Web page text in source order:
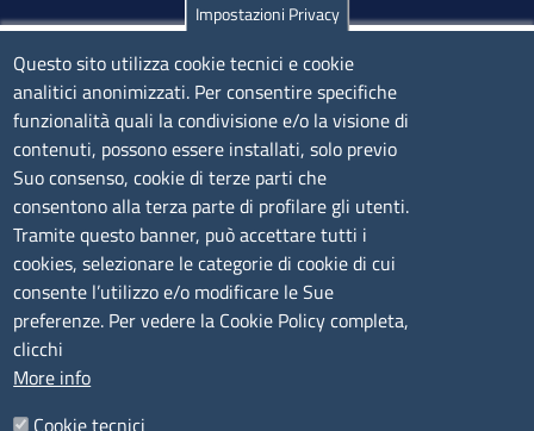
Olbia
Via Nanni 43 - 07026 Olbia
Tel. 0789 66122 | 0789 69580
mail:ufficio.olbia@ss.camcom.it
lunedì al venerdì: 9,00 - 12,00; lunedì pomeriggio: 16,00
- 17,00
CONTATTI
Camera di Commercio, Industria, Artigianato e
Agricoltura di Sassari
Impostazioni Privacy
Questo sito utilizza cookie tecnici e cookie
analitici anonimizzati. Per consentire specifiche
funzionalità quali la condivisione e/o la visione di
contenuti, possono essere installati, solo previo
Suo consenso, cookie di terze parti che
consentono alla terza parte di profilare gli utenti.
Tramite questo banner, può accettare tutti i
cookies, selezionare le categorie di cookie di cui
consente l’utilizzo e/o modificare le Sue
preferenze. Per vedere la Cookie Policy completa,
clicchi
More info
Cookie tecnici